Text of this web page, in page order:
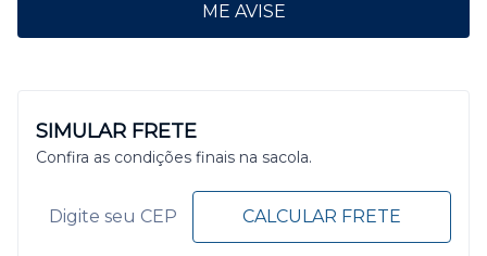
ME AVISE
SIMULAR FRETE
Confira as condições finais na sacola.
CALCULAR FRETE